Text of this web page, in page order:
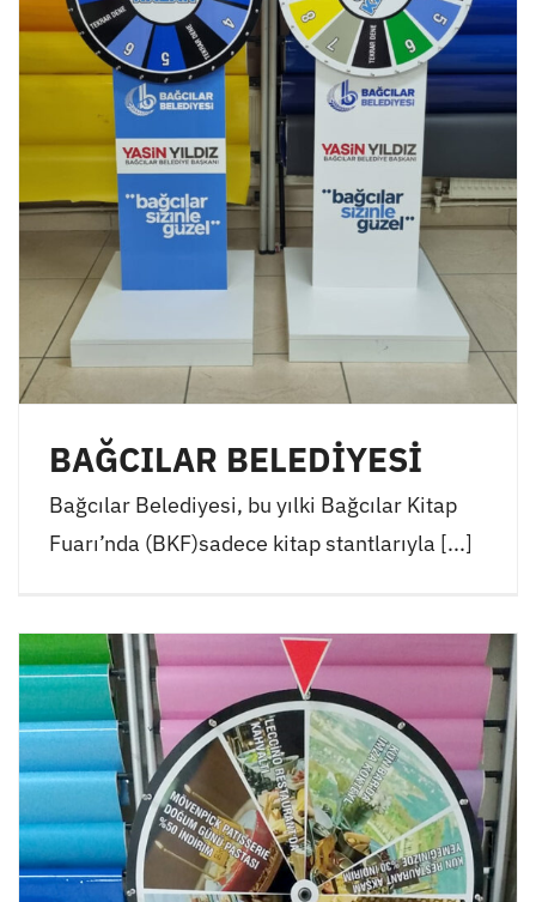
BAĞCILAR BELEDİYESİ
Bağcılar Belediyesi, bu yılki Bağcılar Kitap
Fuarı’nda (BKF)sadece kitap stantlarıyla [...]